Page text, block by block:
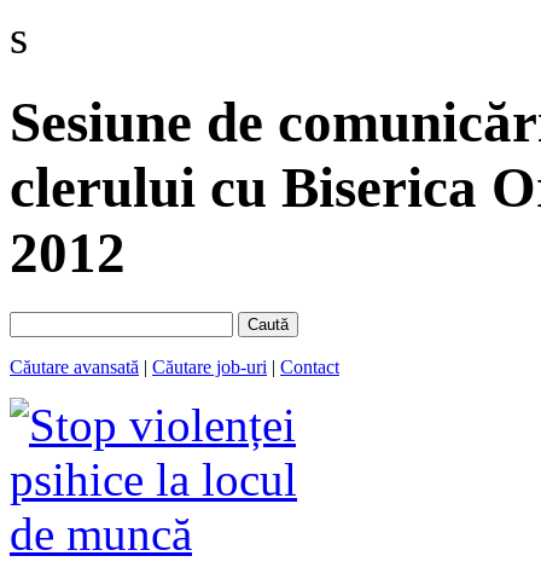
s
Sesiune de
clerului cu Biserica
2012
Caută
Căutare avansată | Căutare job-uri | Contact